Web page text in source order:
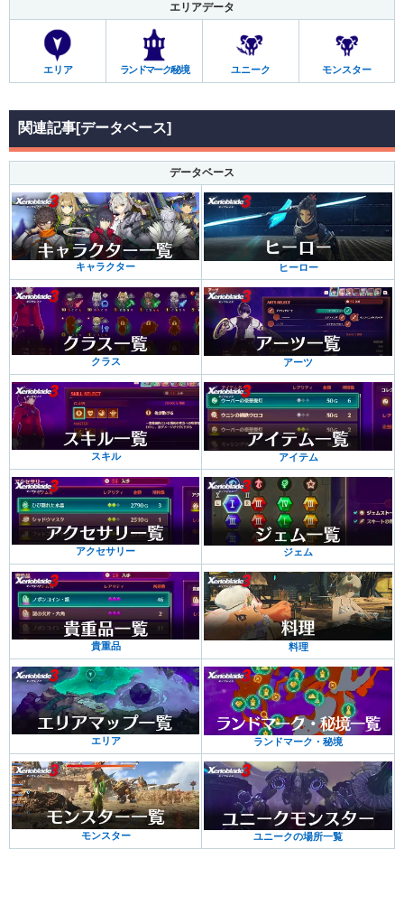
エリアデータ
エリア ランドマーク/秘境 ユニーク モンスター
関連記事[データベース]
データベース
キャラクター ヒーロー
クラス アーツ
スキル アイテム
アクセサリー ジェム
貴重品 料理
エリア ランドマーク・秘境
モンスター ユニークの場所一覧